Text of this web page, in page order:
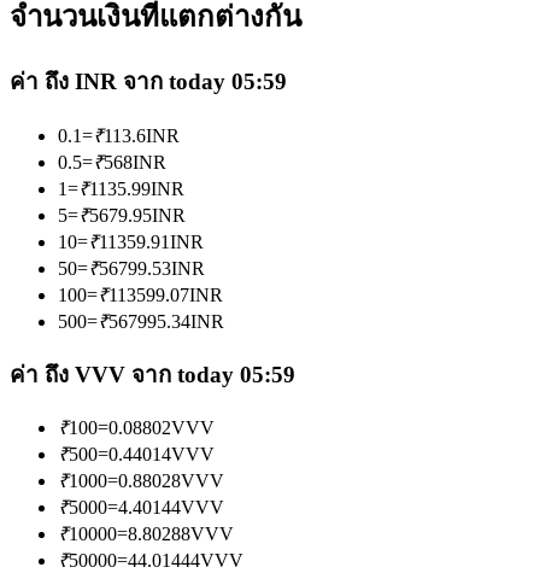
เป็นเทรดเดอร์คัดลอก
เพลิดเพลินกับการแบ่งปันผลกำไรและค่าคอมมิชชั่นการคัด
จำนวนเงินที่แตกต่างกัน
ค่า ถึง INR จาก today 05:59
0.1=₹113.6INR
0.5=₹568INR
1=₹1135.99INR
5=₹5679.95INR
10=₹11359.91INR
50=₹56799.53INR
100=₹113599.07INR
500=₹567995.34INR
ค่า ถึง VVV จาก today 05:59
₹100=0.08802VVV
₹500=0.44014VVV
₹1000=0.88028VVV
₹5000=4.40144VVV
₹10000=8.80288VVV
₹50000=44.01444VVV